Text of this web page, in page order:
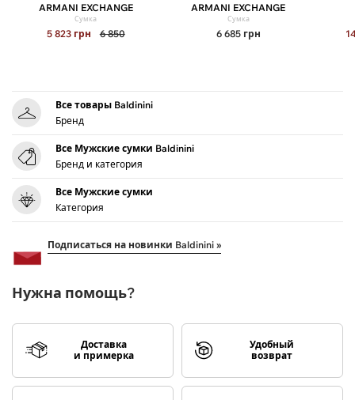
ARMANI EXCHANGE
Сумка
5 823 грн 6 850
ARMANI EXCHANGE
Сумка
6 685 грн
Все товары Baldinini
Бренд
Все Мужские сумки Baldinini
Бренд и категория
Все Мужские сумки
Категория
Подписаться на новинки Baldinini »
Нужна помощь?
Доставка
и примерка
Удобный
возврат